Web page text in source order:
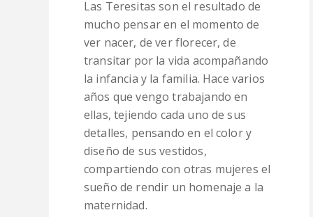
Las Teresitas son el resultado de
mucho pensar en el momento de
ver nacer, de ver florecer, de
transitar por la vida acompañando
la infancia y la familia. Hace varios
años que vengo trabajando en
ellas, tejiendo cada uno de sus
detalles, pensando en el color y
diseño de sus vestidos,
compartiendo con otras mujeres el
sueño de rendir un homenaje a la
maternidad.